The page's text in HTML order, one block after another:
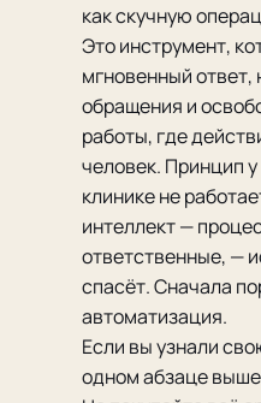
как скучную
Это инструмент,
мгновенный ответ,
обращения и
работы, где
человек. Принцип
клинике не
интеллект —
ответственные, —
спасёт. Сначала
автоматизация.
Если вы узнали
одном абзаце